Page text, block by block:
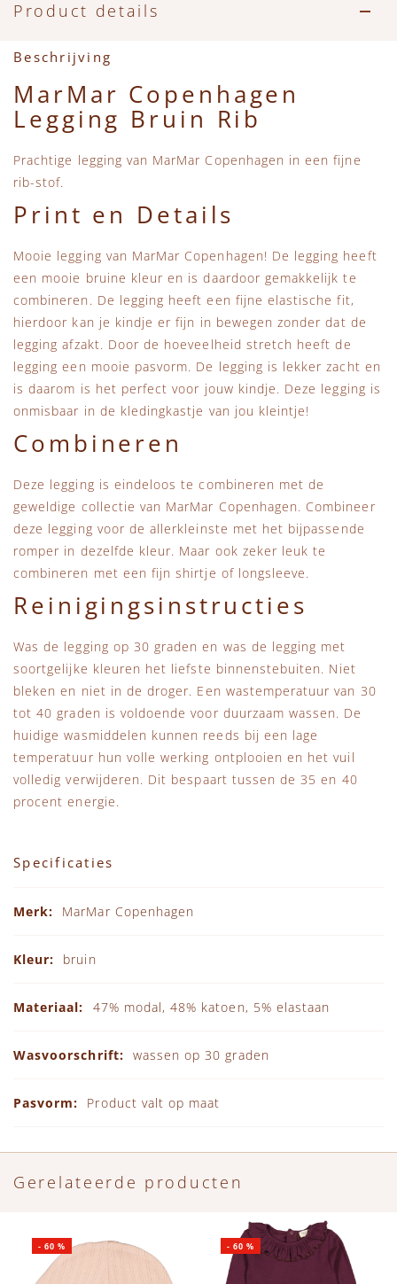
Accessoires
Zwemkleding
Zwemkleding
Feestkleding
Speelgoed
Beren, Speendoekjes en Knuffeldoekjes
Tassen
Verzorgingsproducten
MarMar Copenhagen
Mini Rodini
+1 in the family
New Balance
Play Up
Sproet & Sprout
Tiny Cottons
Product details
Beschrijving
MarMar Copenhagen
Legging Bruin Rib
Prachtige legging van MarMar Copenhagen in een fijne
rib-stof.
Print en Details
Mooie legging van MarMar Copenhagen! De legging heeft
een mooie bruine kleur en is daardoor gemakkelijk te
combineren. De legging heeft een fijne elastische fit,
hierdoor kan je kindje er fijn in bewegen zonder dat de
legging afzakt. Door de hoeveelheid stretch heeft de
legging een mooie pasvorm. De legging is lekker zacht en
is daarom is het perfect voor jouw kindje. Deze legging is
onmisbaar in de kledingkastje van jou kleintje!
Combineren
Deze legging is eindeloos te combineren met de
geweldige collectie van MarMar Copenhagen. Combineer
deze legging voor de allerkleinste met het bijpassende
romper in dezelfde kleur. Maar ook zeker leuk te
combineren met een fijn shirtje of longsleeve.
Reinigingsinstructies
Was de legging op 30 graden en was de legging met
soortgelijke kleuren het liefste binnenstebuiten. Niet
bleken en niet in de droger. Een wastemperatuur van 30
tot 40 graden is voldoende voor duurzaam wassen. De
huidige wasmiddelen kunnen reeds bij een lage
temperatuur hun volle werking ontplooien en het vuil
volledig verwijderen. Dit bespaart tussen de 35 en 40
procent energie.
Specificaties
MarMar Copenhagen
bruin
47% modal, 48% katoen, 5% elastaan
wassen op 30 graden
Product valt op maat
Gerelateerde producten
-60 % -60 %